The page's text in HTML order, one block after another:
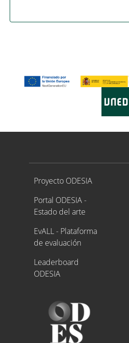
Proyecto ODESIA
Proyecto ODESIA
Portal ODESIA -
Estado del arte
EvALL - Plataforma
de evaluación
Leaderboard
ODESIA